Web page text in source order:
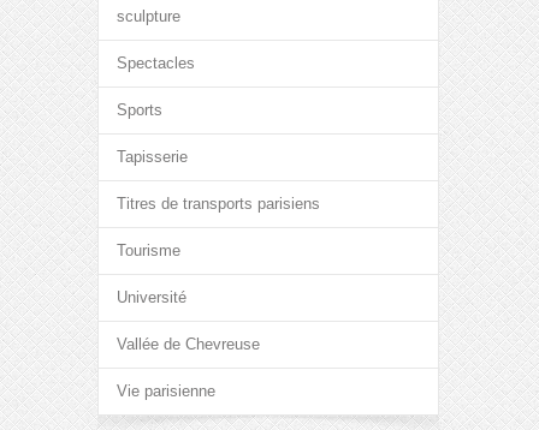
sculpture
Spectacles
Sports
Tapisserie
Titres de transports parisiens
Tourisme
Université
Vallée de Chevreuse
Vie parisienne